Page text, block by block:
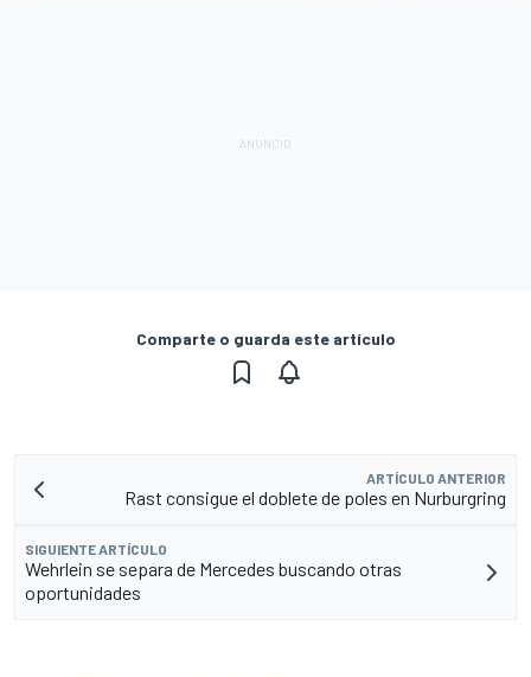
Comparte o guarda este artículo
ARTÍCULO ANTERIOR
Rast consigue el doblete de poles en Nurburgring
SIGUIENTE ARTÍCULO
Wehrlein se separa de Mercedes buscando otras
oportunidades